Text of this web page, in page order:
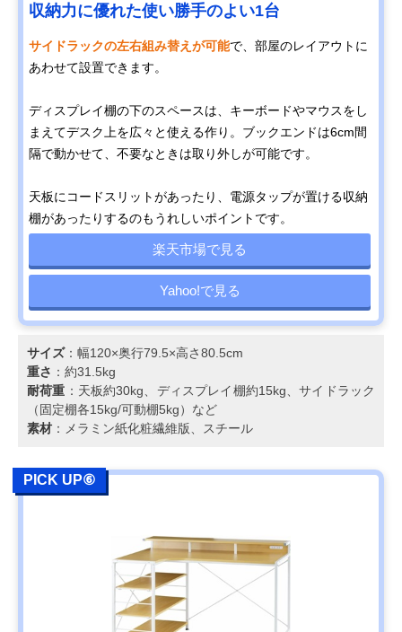
収納力に優れた使い勝手のよい1台
サイドラックの左右組み替えが可能で、部屋のレイアウトに
あわせて設置できます。
ディスプレイ棚の下のスペースは、キーボードやマウスをし
まえてデスク上を広々と使える作り。ブックエンドは6cm間
隔で動かせて、不要なときは取り外しが可能です。
天板にコードスリットがあったり、電源タップが置ける収納
棚があったりするのもうれしいポイントです。
楽天市場で見る
Yahoo!で見る
サイズ：幅120×奥行79.5×高さ80.5cm
重さ ：約31.5kg
耐荷重 ：天板約30kg、ディスプレイ棚約15kg、サイドラック
（固定棚各15kg/可動棚5kg）など
素材 ：メラミン紙化粧繊維版、スチール
PICK UP⑥